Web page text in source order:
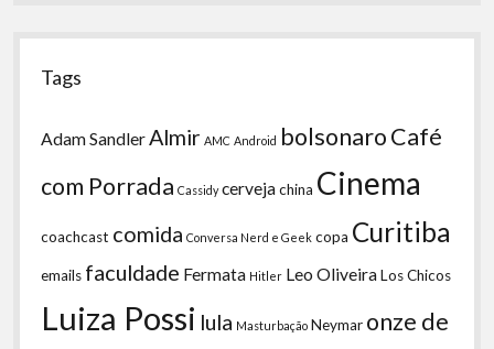
Tags
Adam Sandler Almir AMC Android bolsonaroCafé
com Porrada Cassidy cervejachina Cinema
coachcast comida Conversa Nerd e Geek copa Curitiba
emails faculdade Fermata Hitler Leo OliveiraLos Chicos
Luiza Possi lula Masturbação Neymar onze de